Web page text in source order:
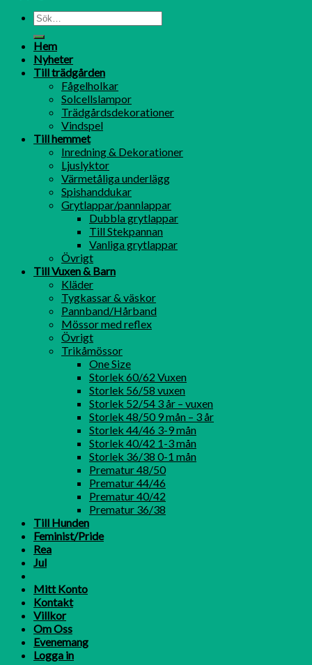
Hem
Nyheter
Till trädgården
Fågelholkar
Solcellslampor
Trädgårdsdekorationer
Vindspel
Till hemmet
Inredning & Dekorationer
Ljuslyktor
Värmetåliga underlägg
Spishanddukar
Grytlappar/pannlappar
Dubbla grytlappar
Till Stekpannan
Vanliga grytlappar
Övrigt
Till Vuxen & Barn
Kläder
Tygkassar & väskor
Pannband/Hårband
Mössor med reflex
Övrigt
Trikåmössor
One Size
Storlek 60/62 Vuxen
Storlek 56/58 vuxen
Storlek 52/54 3 år – vuxen
Storlek 48/50 9 mån – 3 år
Storlek 44/46 3-9 mån
Storlek 40/42 1-3 mån
Storlek 36/38 0-1 mån
Prematur 48/50
Prematur 44/46
Prematur 40/42
Prematur 36/38
Till Hunden
Feminist/Pride
Rea
Jul
Mitt Konto
Kontakt
Villkor
Om Oss
Evenemang
Logga in